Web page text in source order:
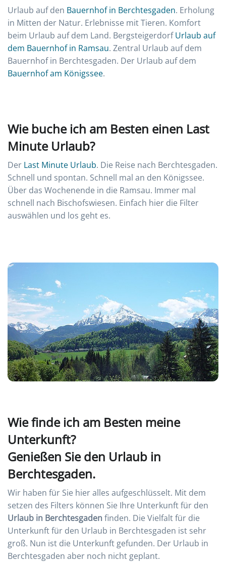
Urlaub auf den Bauernhof in Berchtesgaden. Erholung
in Mitten der Natur. Erlebnisse mit Tieren. Komfort
beim Urlaub auf dem Land. BergsteigerdorfUrlaub auf
dem Bauernhof in Ramsau. Zentral Urlaub auf dem
Bauernhof in Berchtesgaden. Der Urlaub auf dem
Bauernhof am Königssee.
Wie buche ich am Besten einen Last
Minute Urlaub?
Der Last Minute Urlaub. Die Reise nach Berchtesgaden.
Schnell und spontan. Schnell mal an den Königssee.
Über das Wochenende in die Ramsau. Immer mal
schnell nach Bischofswiesen. Einfach hier die Filter
auswählen und los geht es.
Wie finde ich am Besten meine
Unterkunft?
Genießen Sie den Urlaub in
Berchtesgaden.
Wir haben für Sie hier alles aufgeschlüsselt. Mit dem
setzen des Filters können Sie Ihre Unterkunft für den
Urlaub in Berchtesgadenfinden. Die Vielfalt für die
Unterkunft für den Urlaub in Berchtesgaden ist sehr
groß. Nun ist die Unterkunft gefunden. Der Urlaub in
Berchtesgaden aber noch nicht geplant.